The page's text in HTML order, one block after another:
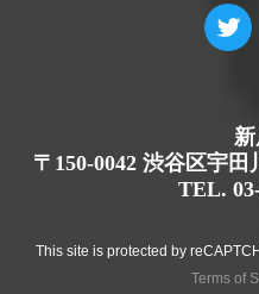
〒150-0042 渋谷区宇
TEL.
This site is protected by
Terms of